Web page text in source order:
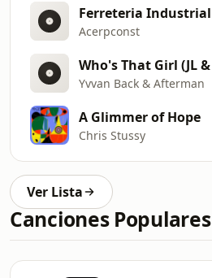
Ferreteria Industrial
Acerpconst
Yvvan Back & Afterman
A Glimmer of Hope
Chris Stussy
Ver Lista
Canciones Populares